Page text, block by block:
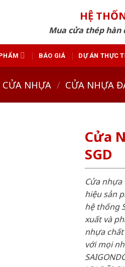
HỆ
Mua cửa thép hàn
BÁO GIÁ DỰ ÁN THỰC
CỬA NHỰA / CỬA NHỰA
Cửa
SGD
Cửa nhựa
hiệu sản
hệ thống
xuất và
nhựa
với mọi